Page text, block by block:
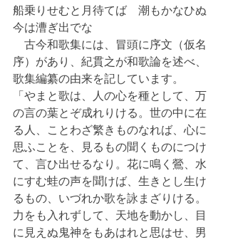
船乗りせむと月待てば　潮もかなひぬ
今は漕ぎ出でな
古今和歌集には、冒頭に序文（仮名
序）があり、紀貫之が和歌論を述べ、
歌集編纂の由来を記しています。
「やまと歌は、人の心を種として、万
の言の葉とぞ成れりける。世の中に在
る人、ことわざ繁きものなれば、心に
思ふことを、見るもの聞くものにつけ
て、言ひ出せるなり。花に鳴く鶯、水
にすむ蛙の声を聞けば、生きとし生け
るもの、いづれか歌を詠まざりける。
力をも入れずして、天地を動かし、目
に見えぬ鬼神をもあはれと思はせ、男